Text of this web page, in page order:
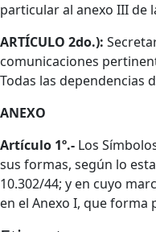
particular al anexo III de
ARTÍCULO 2do.):
comunicaciones
Todas las dependencias
ANEXO
Artículo 1º.- Los
sus formas, según lo
10.302/44; y en cuyo
en el Anexo I, que forma